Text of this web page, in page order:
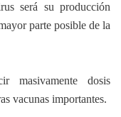
será su producción
parte posible de la
masivamente dosis
vacunas importantes.